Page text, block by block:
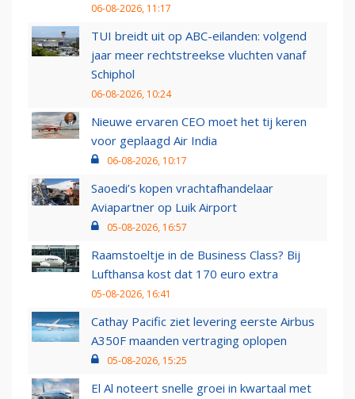
06-08-2026, 11:17
TUI breidt uit op ABC-eilanden: volgend
jaar meer rechtstreekse vluchten vanaf
Schiphol
06-08-2026, 10:24
Nieuwe ervaren CEO moet het tij keren
voor geplaagd Air India
06-08-2026, 10:17
Saoedi’s kopen vrachtafhandelaar
Aviapartner op Luik Airport
05-08-2026, 16:57
Raamstoeltje in de Business Class? Bij
Lufthansa kost dat 170 euro extra
05-08-2026, 16:41
Cathay Pacific ziet levering eerste Airbus
A350F maanden vertraging oplopen
05-08-2026, 15:25
El Al noteert snelle groei in kwartaal met